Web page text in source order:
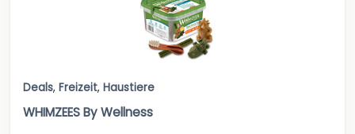
Deals, Freizeit, Haustiere
WHIMZEES By Wellness